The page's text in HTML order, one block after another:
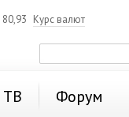
80,93 Курс валют
ТВ Форум